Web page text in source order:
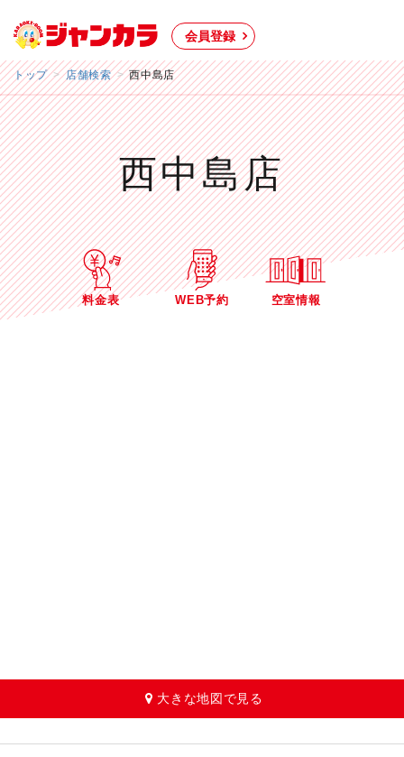
会員登録
トップ 店舗検索 西中島店
西中島店
料金表 WEB予約 空室情報
大きな地図で見る